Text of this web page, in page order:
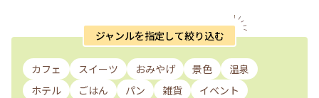
ジャンルを指定して絞り込む
カフェ スイーツ おみやげ 景色
温泉
ホテル
ごはん パン 雑貨 イベント